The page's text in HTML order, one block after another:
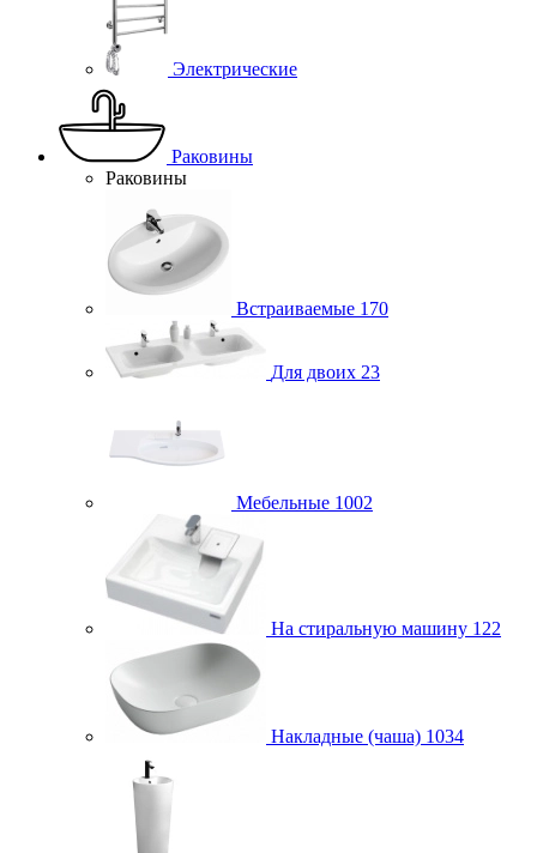
Электрические
Раковины
Раковины
Встраиваемые 170
Для двоих 23
Мебельные 1002
На стиральную машину 122
Накладные (чаша) 1034